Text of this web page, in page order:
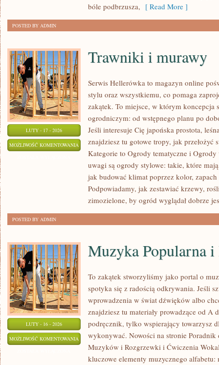
bóle podbrzusza, [ Read More ]
POSTED BY ADMIN
LUTY - 17 - 2026
MOŻLIWOŚĆ KOMENTOWANIA TRAWNIKI
MURAWY
Trawniki i murawy
Serwis Hellerówka to magazyn online
stylu oraz wszystkiemu, co pomaga
zakątek. To miejsce, w którym koncepcja
ogrodniczym: od wstępnego planu po
Jeśli interesuje Cię japońska prostota,
znajdziesz tu gotowe tropy, jak przełożyć
Kategorie to Ogrody tematyczne i Ogrody
uwagi są ogrody stylowe: takie, które
jak budować klimat poprzez kolor,
Podpowiadamy, jak zestawiać krzewy,
zimozielone, by ogród wyglądał dobrze
POSTED BY ADMIN
LUTY - 16 - 2026
MOŻLIWOŚĆ KOMENTOWANIA MUZYKA
POPULARNA
Muzyka Popularna
To zakątek stworzyliśmy jako portal o
spotyka się z radością odkrywania. Jeśli
wprowadzenia w świat dźwięków albo
znajdziesz tu materiały prowadzące od A
podręcznik, tylko wspierający towarzysz
wykonywać. Nowości na stronie Poradnik
Muzyków i Rozgrzewki i Ćwiczenia
kluczowe elementy muzycznego